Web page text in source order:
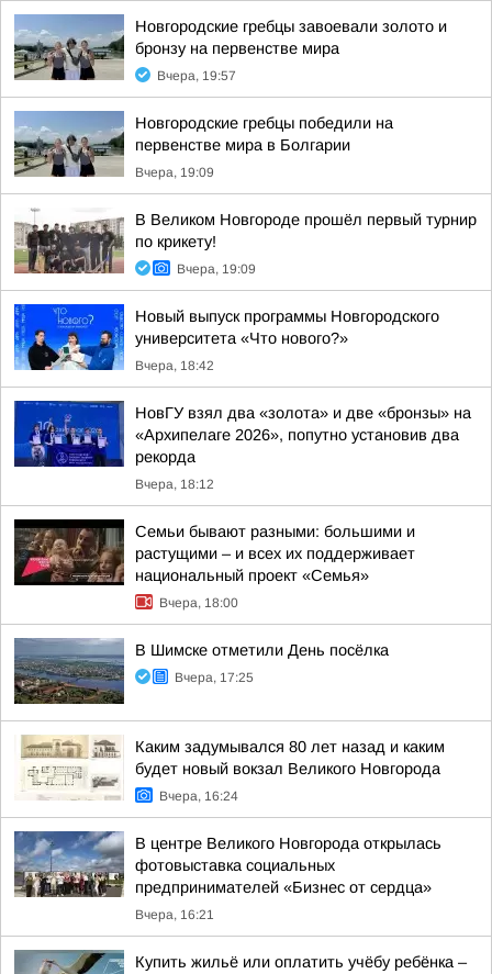
Новгородские гребцы завоевали золото и
бронзу на первенстве мира
Вчера, 19:57
Новгородские гребцы победили на
первенстве мира в Болгарии
Вчера, 19:09
В Великом Новгороде прошёл первый турнир
по крикету!
Вчера, 19:09
Новый выпуск программы Новгородского
университета «Что нового?»
Вчера, 18:42
НовГУ взял два «золота» и две «бронзы» на
«Архипелаге 2026», попутно установив два
рекорда
Вчера, 18:12
Семьи бывают разными: большими и
растущими – и всех их поддерживает
национальный проект «Семья»
Вчера, 18:00
В Шимске отметили День посёлка
Вчера, 17:25
Каким задумывался 80 лет назад и каким
будет новый вокзал Великого Новгорода
Вчера, 16:24
В центре Великого Новгорода открылась
фотовыставка социальных
предпринимателей «Бизнес от сердца»
Вчера, 16:21
Купить жильё или оплатить учёбу ребёнка –